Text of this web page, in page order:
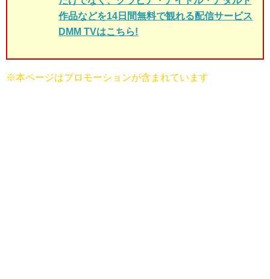
作品などを14日間無料で観れる配信サービス
DMM TVはこちら!
※本ページはプロモーションが含まれています